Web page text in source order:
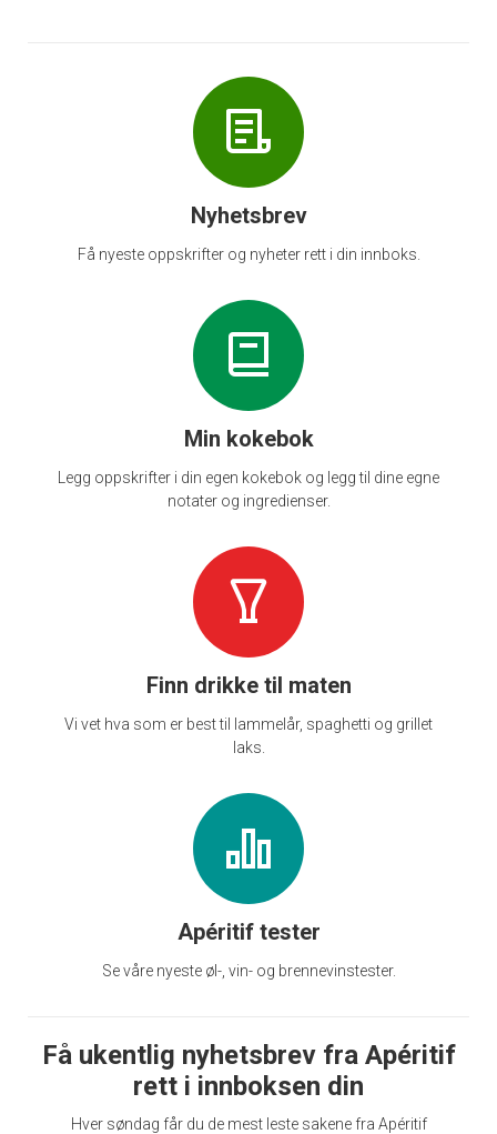
Nyhetsbrev
Få nyeste oppskrifter og nyheter rett i din innboks.
Min kokebok
Legg oppskrifter i din egen kokebok og legg til dine egne
notater og ingredienser.
Finn drikke til maten
Vi vet hva som er best til lammelår, spaghetti og grillet
laks.
Apéritif tester
Se våre nyeste øl-, vin- og brennevinstester.
Få ukentlig nyhetsbrev fra Apéritif
rett i innboksen din
Hver søndag får du de mest leste sakene fra Apéritif